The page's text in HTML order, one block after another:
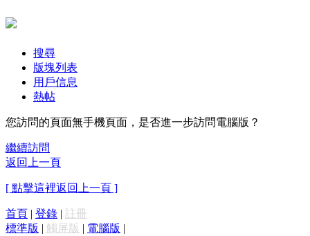
搜尋
版塊列表
用戶信息
熱帖
您訪問的頁面無手機頁面，是否進一步訪問電腦版？
繼續訪問
返回上一頁
[ 點擊這裡返回上一頁 ]
首頁 | 登錄 | 註冊
標準版 | 觸屏版 | 電腦版 |